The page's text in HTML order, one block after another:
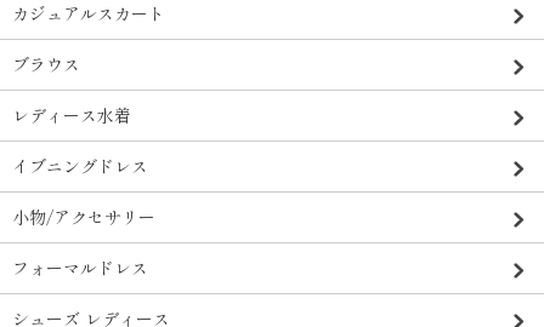
カジュアルスカート
ブラウス
レディース水着
イブニングドレス
小物/アクセサリー
フォーマルドレス
シューズ レディース